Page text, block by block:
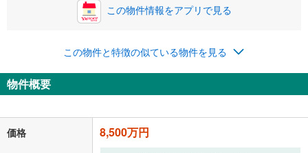
この物件情報をアプリで見る
この物件と特徴の似ている物件を見る
物件概要
価格 8,500万円